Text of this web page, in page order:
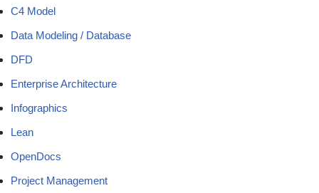
C4 Model
Data Modeling / Database
DFD
Enterprise Architecture
Infographics
Lean
OpenDocs
Project Management